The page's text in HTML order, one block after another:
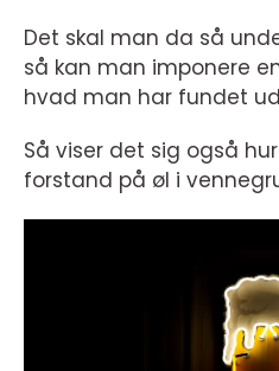
Det skal man da så
så kan man imponere
hvad man har fundet
Så viser det sig også
forstand på øl i